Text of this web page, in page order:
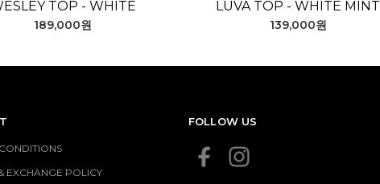
TOP - WHITE
189,000원
LUVA TOP - WHITE MINT
139,000원
EXCHANGE POLICY
FOLLOW US